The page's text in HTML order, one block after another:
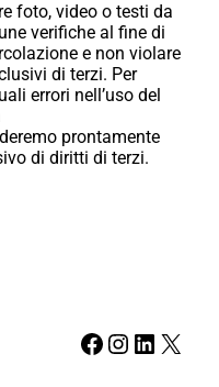
foto, video o testi da
verifiche al fine di
e non violare
di terzi. Per
errori nell’uso del
prontamente
di diritti di terzi.
Facebook Instagram LinkedIn X